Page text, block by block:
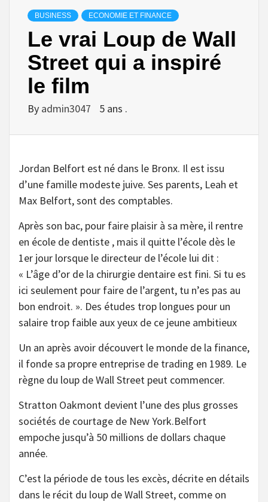
BUSINESS ECONOMIE ET FINANCE
Le vrai Loup de Wall
Street qui a inspiré
le film
By admin3047 5 ans .
Jordan Belfort est né dans le Bronx. Il est issu
d’une famille modeste juive. Ses parents, Leah et
Max Belfort, sont des comptables.
Après son bac, pour faire plaisir à sa mère, il rentre
en école de dentiste , mais il quitte l’école dès le
1er jour lorsque le directeur de l’école lui dit :
« L’âge d’or de la chirurgie dentaire est fini. Si tu es
ici seulement pour faire de l’argent, tu n’es pas au
bon endroit. ». Des études trop longues pour un
salaire trop faible aux yeux de ce jeune ambitieux
Un an après avoir découvert le monde de la finance,
il fonde sa propre entreprise de trading en 1989. Le
règne du loup de Wall Street peut commencer.
Stratton Oakmont devient l’une des plus grosses
sociétés de courtage de New York.Belfort
empoche jusqu’à 50 millions de dollars chaque
année.
C’est la période de tous les excès, décrite en détails
dans le récit du loup de Wall Street, comme on